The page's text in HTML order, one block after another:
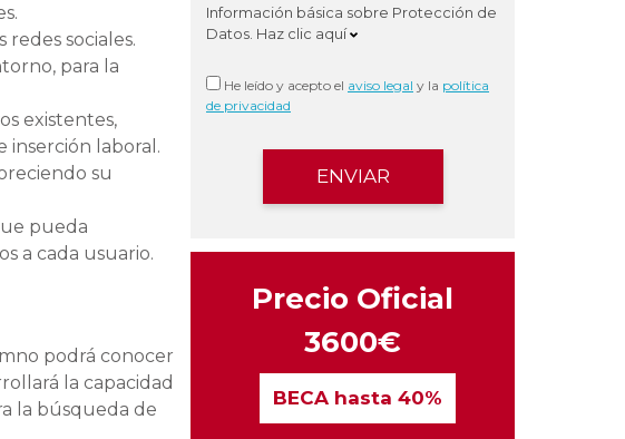
sociales.
para la
existentes,
inserción laboral.
su
pueda
a cada usuario.
podrá conocer
la capacidad
la búsqueda de
Información básica sobre Protección de
Datos. Haz clic aquí
He leído y acepto el aviso legal y la política
de privacidad
Precio Oficial
3600€
BECAhasta 40%